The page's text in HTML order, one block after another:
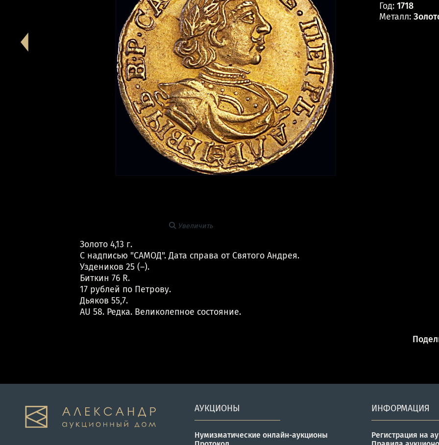
Увеличить
Год: 1718
Металл:
Золото 4,13 г.
С надписью "САМОД". Дата справа от Святого Андрея.
Уздеников 25 (–).
Биткин 76 R.
17 рублей по Петрову.
Дьяков 55,7.
AU 58. Редка. Великолепное состояние.
АУКЦИОНЫ
Нумизматические онлайн-аукционы
ИНФОРМАЦИЯ
Регистрация на